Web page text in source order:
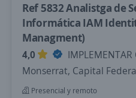
Ref 5832 Analistga de
Informática IAM
Managment)
4,0
Monserrat, Capital
Presencial y remoto